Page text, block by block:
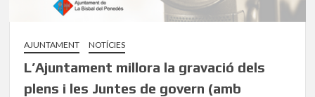
AJUNTAMENT NOTÍCIES
L’Ajuntament millora la gravació dels
plens i les Juntes de govern (amb